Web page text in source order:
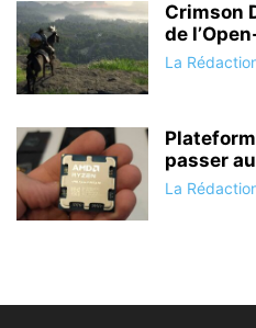
Crimson
de
La
passer
La